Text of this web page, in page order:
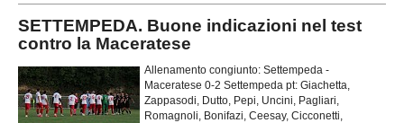
SETTEMPEDA. Buone indicazioni nel test
contro la Maceratese
Allenamento congiunto: Settempeda -
Maceratese 0-2 Settempeda pt: Giachetta,
Zappasodi, Dutto, Pepi, Uncini, Pagliari,
Romagnoli, Bonifazi, Ceesay, Cicconetti,